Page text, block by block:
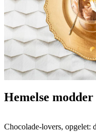
Hemelse modder
Chocolade-lovers, opgelet: